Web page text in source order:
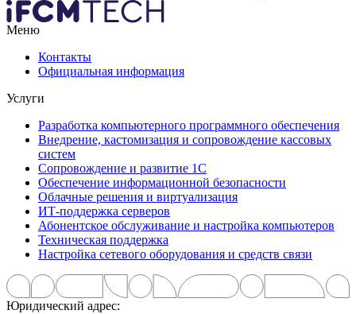
Меню
Контакты
Официальная информация
Услуги
Разработка компьютерного программного обеспечения
Внедрение, кастомизация и сопровождение кассовых
систем
Сопровождение и развитие 1С
Обеспечение информационной безопасности
Облачные решения и виртуализация
ИТ-поддержка серверов
Абонентское обслуживание и настройка компьютеров
Техническая поддержка
Настройка сетевого оборудования и средств связи
Юридический адрес: